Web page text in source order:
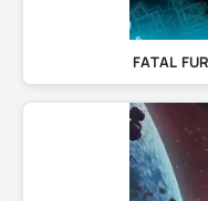
FATAL